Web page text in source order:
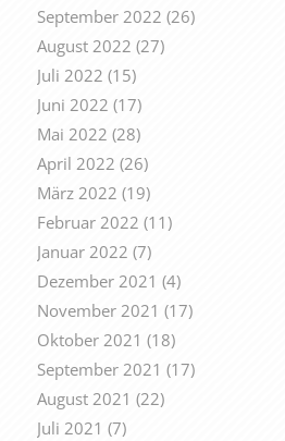
September 2022 (26)
August 2022 (27)
Juli 2022 (15)
Juni 2022 (17)
Mai 2022 (28)
April 2022 (26)
März 2022 (19)
Februar 2022 (11)
Januar 2022 (7)
Dezember 2021 (4)
November 2021 (17)
Oktober 2021 (18)
September 2021 (17)
August 2021 (22)
Juli 2021 (7)